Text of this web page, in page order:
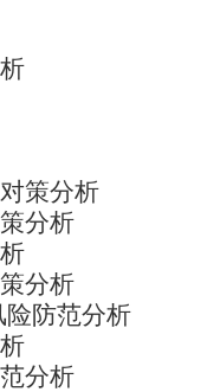
策分析
分析
分析
防范分析
分析